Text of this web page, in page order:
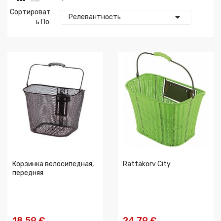
Сортироват
Ь По:
Релевантность 
Корзинка велосипедная,
передняя
Rattakorv City